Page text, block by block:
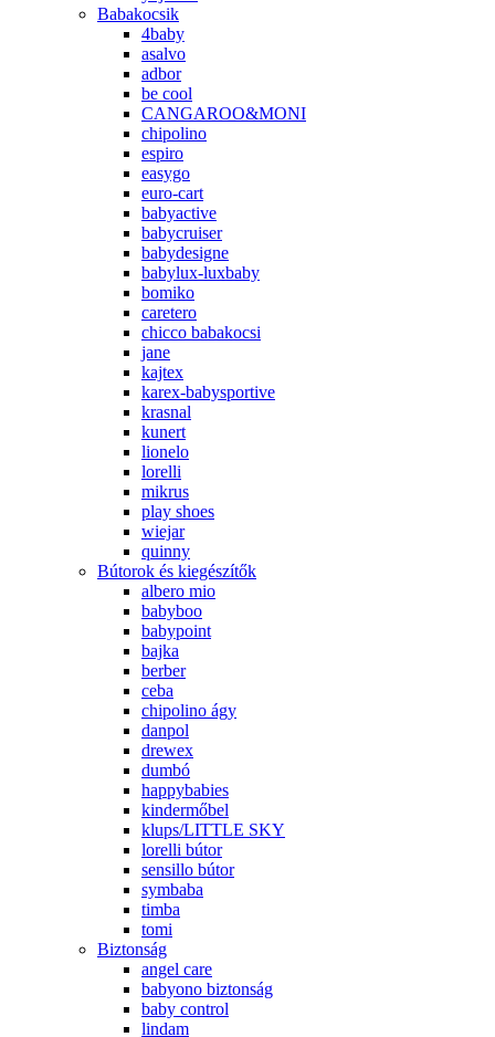
Babakocsik
4baby
asalvo
adbor
be cool
CANGAROO&MONI
chipolino
espiro
easygo
euro-cart
babyactive
babycruiser
babydesigne
babylux-luxbaby
bomiko
caretero
chicco babakocsi
jane
kajtex
karex-babysportive
krasnal
kunert
lionelo
lorelli
mikrus
play shoes
wiejar
quinny
Bútorok és kiegészítők
albero mio
babyboo
babypoint
bajka
berber
ceba
chipolino ágy
danpol
drewex
dumbó
happybabies
kindermőbel
klups/LITTLE SKY
lorelli bútor
sensillo bútor
symbaba
timba
tomi
Biztonság
angel care
babyono biztonság
baby control
lindam